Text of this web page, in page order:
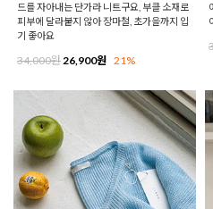
드를 자아내는 단가라 니트구요, 부클 소재로
피부에 달라붙지 않아 장마철, 초가을까지 입
기 좋아요
34,000원26,900원 21%